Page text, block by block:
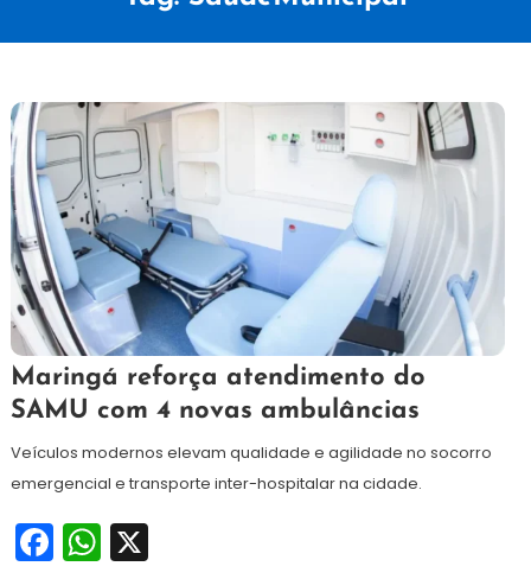
27
de
julho
de
Redação
Maringá reforça atendimento do
SAMU com 4 novas ambulâncias
Veículos modernos elevam qualidade e agilidade no socorro
emergencial e transporte inter-hospitalar na cidade.
Facebook
WhatsApp
X